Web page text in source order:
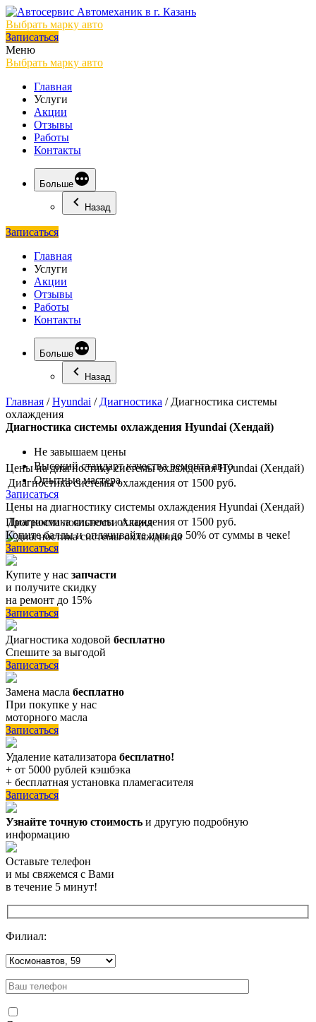
Выбрать марку авто
Записаться
Меню
Выбрать марку авто
Главная
Услуги
Акции
Отзывы
Работы
Контакты
Больше
Назад
Записаться
Главная
Услуги
Акции
Отзывы
Работы
Контакты
Больше
Назад
Главная /Hyundai / Диагностика / Диагностика системы
охлаждения
Диагностика системы охлаждения Hyundai (Хендай)
Не завышаем цены
Высокий стандарт качества ремонта авто
Опытные мастера
Записаться
Цены на диагностику системы охлаждения Hyundai (Хендай)
Диагностика системы охлаждения от 1500 руб.
Цены на диагностику системы охлаждения Hyundai (Хендай)
Диагностика системы охлаждения от 1500 руб.
ПрограммалояльностиАкция
Копите баллы и оплачивайте ими до 50% от суммы в чеке!
Записаться
Купите у нас запчасти
и получите скидку
на ремонт до 15%
Записаться
Диагностика ходовой бесплатно
Спешите за выгодой
Записаться
Замена масла бесплатно
При покупке у нас
моторного масла
Записаться
Удаление катализатора бесплатно!
+ от 5000 рублей кэшбэка
+ бесплатная установка пламегасителя
Записаться
Узнайте точную стоимость и другую подробную
информацию
Оставьте телефон
и мы свяжемся с Вами
в течение 5 минут!
Филиал: